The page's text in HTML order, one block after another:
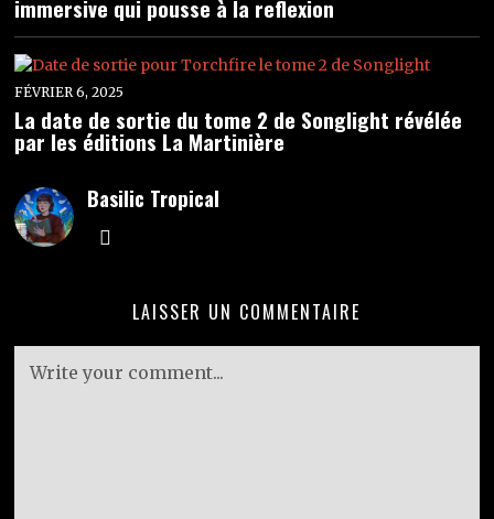
immersive qui pousse à la reflexion
FÉVRIER 6, 2025
La date de sortie du tome 2 de Songlight révélée
par les éditions La Martinière
Basilic Tropical
LAISSER UN COMMENTAIRE